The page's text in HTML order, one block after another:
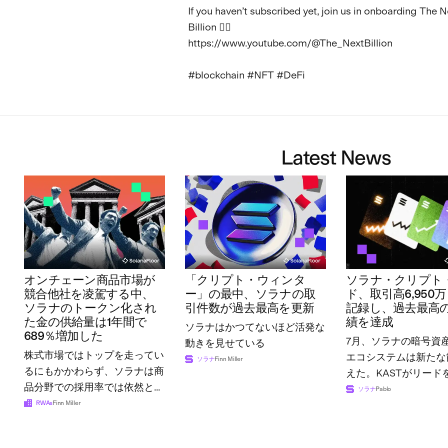
If you haven’t subscribed yet, join us in onboarding The
Billion 👇🏼
https://www.youtube.com/@The_NextBillion
#blockchain #NFT #DeFi
Latest News
オンチェーン商品市場が
競合他社を凌駕する中、
ソラナのトークン化され
た金の供給量は1年間で
689％増加した
株式市場ではトップを走ってい
るにもかかわらず、ソラナは商
品分野での採用率では依然とし
て後れを取っている
RWAsFinn Miller
「クリプト・ウィンタ
ー」の最中、ソラナの取
引件数が過去最高を更新
ソラナはかつてないほど活発な
動きを見せている
ソラナFinn Miller
ソラナ・クリプト
ド、取引高6,950
記録し、過去最高
績を達成
7月、ソラナの暗号資
エコシステムは新た
えた。KASTがリード
広げた一方で、業界
ソラナPablo